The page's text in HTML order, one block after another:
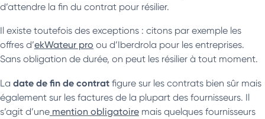
d’attendre la fin du contrat pour résilier.
Il existe toutefois des exceptions : citons par exemple les
offres d’ekWateur pro ou d’Iberdrola pour les entreprises.
Sans obligation de durée, on peut les résilier à tout moment.
La date de fin de contrat figure sur les contrats bien sûr mais
également sur les factures de la plupart des fournisseurs. Il
s’agit d’une mention obligatoire mais quelques fournisseurs